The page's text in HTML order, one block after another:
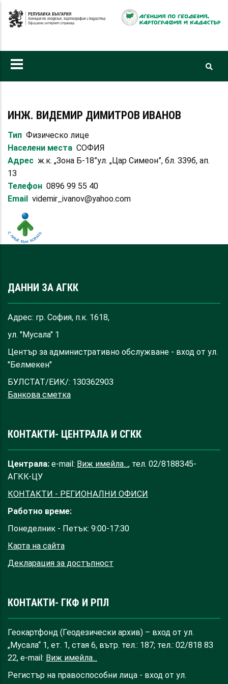
към
ИНЖ. ВИДЕМИР ДИМИТРОВ ИВАНОВ
Тип Физическо лице
Населени места СОФИЯ
Адрес ж.к. „Зона Б-18”ул. „Цар Симеон”, бл. 339б, ап.
13
Телефон 0896 99 55 40
Email
videmir_ivanov@yahoo.com
ДАННИ ЗА АГКК
Адрес: гр. София, п.к. 1618,
ул. "Мусала" 1
Център за административно обслужване - вход от ул.
"Белмекен"
БУЛСТАТ/ЕИК/: 130362903
Банкова сметка
КОНТАКТИ- ЦЕНТРАЛА И СГКК
Централа: e-mail: Виж имейла..., тел. 02/8188345-
АГКК-ЦУ
КОНТАКТИ - РЕГИОНАЛНИ ОФИСИ
Работно време:
Понеделник - Петък: 9:00-17:30
Карта на сайта
Декларация за достъпност
КОНТАКТИ- ГКФ И РПЛ
Геокартфонд (Геодезически архив) – вход от ул.
„Мусала“ 1, ет. 1, стая 6, вътр. тел.: 187; тел.: 02/818 83
22, e-mail: Виж имейла...
Регистър на правоспособни лица - вход от ул.